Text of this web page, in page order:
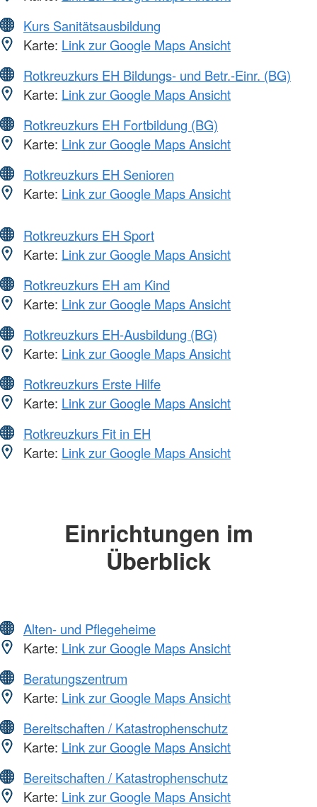
Kurs Sanitätsausbildung
Karte: Link zur Google Maps Ansicht
Rotkreuzkurs EH Bildungs- und Betr.-Einr. (BG)
Karte: Link zur Google Maps Ansicht
Rotkreuzkurs EH Fortbildung (BG)
Karte: Link zur Google Maps Ansicht
Rotkreuzkurs EH Senioren
Karte: Link zur Google Maps Ansicht
Rotkreuzkurs EH Sport
Karte: Link zur Google Maps Ansicht
Rotkreuzkurs EH am Kind
Karte: Link zur Google Maps Ansicht
Rotkreuzkurs EH-Ausbildung (BG)
Karte: Link zur Google Maps Ansicht
Rotkreuzkurs Erste Hilfe
Karte: Link zur Google Maps Ansicht
Rotkreuzkurs Fit in EH
Karte: Link zur Google Maps Ansicht
Einrichtungen im
Überblick
Alten- und Pflegeheime
Karte: Link zur Google Maps Ansicht
Beratungszentrum
Karte: Link zur Google Maps Ansicht
Bereitschaften / Katastrophenschutz
Karte: Link zur Google Maps Ansicht
Bereitschaften / Katastrophenschutz
Karte: Link zur Google Maps Ansicht